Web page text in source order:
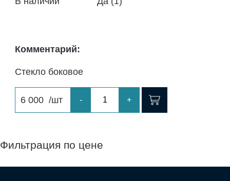
Комментарий:
Стекло боковое
6 000 /шт - +
Фильтрация по цене